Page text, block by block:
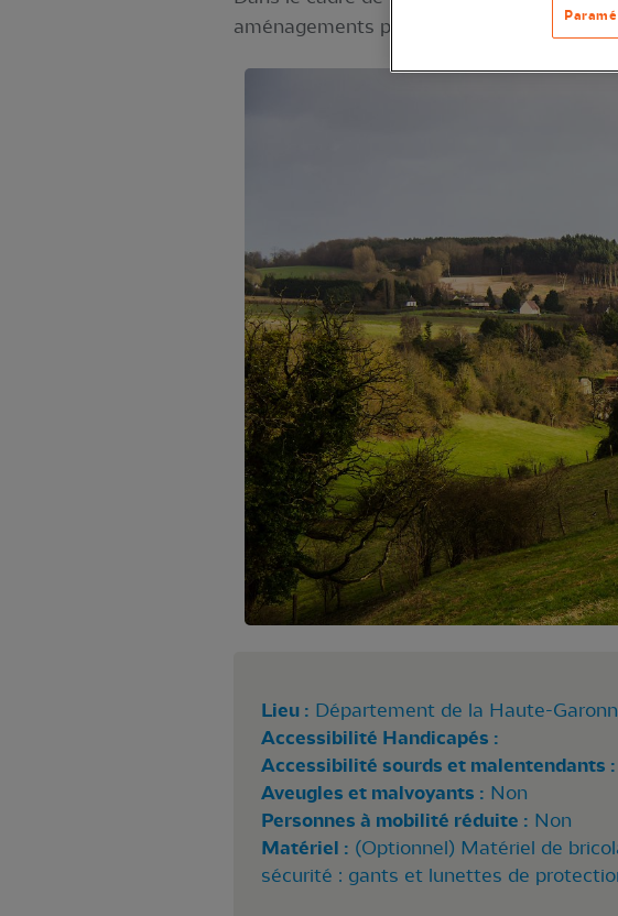
aménagements pour la biodiversité ou
Lieu : Département de la Haute-
Accessibilité Handicapés :
Accessibilité sourds et malentendants :
Aveugles et malvoyants : Non
Personnes à mobilité réduite : Non
Matériel : (Optionnel) Matériel de
sécurité : gants et lunettes de